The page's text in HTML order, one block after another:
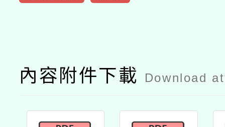
內容附件下載 Download